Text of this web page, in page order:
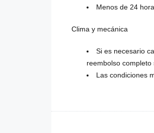
Menos de 24
Clima y mecánica
Si es necesario
reembolso
Las condiciones